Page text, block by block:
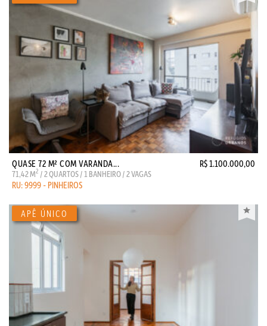
QUASE 72 M² COM VARANDA... R$ 1.100.000,00
71,42 M2 / 2 QUARTOS / 1 BANHEIRO / 2 VAGAS
RU: 9999 - PINHEIROS